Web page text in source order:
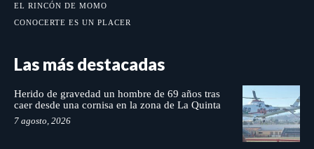
EL RINCÓN DE MOMO
CONOCERTE ES UN PLACER
Las más destacadas
Herido de gravedad un hombre de 69 años tras
caer desde una cornisa en la zona de La Quinta
7 agosto, 2026